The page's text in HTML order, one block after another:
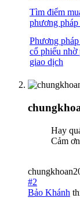
Tìm điểm
phương
Phương
cổ phiếu nhờ
giao dịch
Hay
Cảm
#2
Bảo Khánh